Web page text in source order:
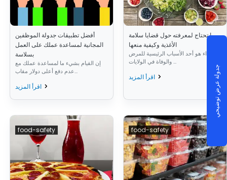
أفضل تطبيقات جدولة الموظفين
المجانية لمساعدة عملك على العمل
بسلاسة
إن القيام بشيء ما لمساعدة عملك مع
عدم دفع أعلى دولار مقاب...
اقرأ المزيد
ما تحتاج لمعرفته حول قضايا سلامة
الأغذية وكيفية منعها
الغذاء هو أحد الأسباب الرئيسية للمرض
والوفاة في الولايات ...
اقرأ المزيد
food-safety food-safety
جدولة عرض توضيحي